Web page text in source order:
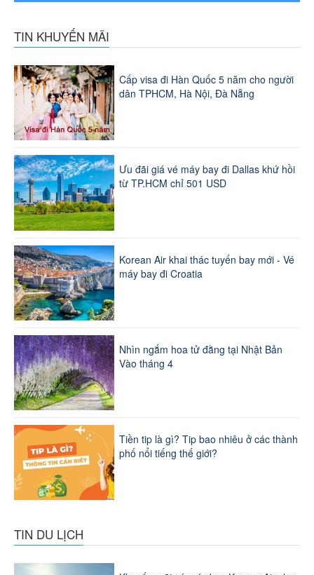
TIN KHUYẾN MÃI
Cấp visa đi Hàn Quốc 5 năm cho người
dân TPHCM, Hà Nội, Đà Nẵng
Ưu đãi giá vé máy bay đi Dallas khứ hồi
từ TP.HCM chỉ 501 USD
Korean Air khai thác tuyến bay mới - Vé
máy bay đi Croatia
Nhìn ngắm hoa tử đằng tại Nhật Bản
Vào tháng 4
Tiền tip là gì? Tip bao nhiêu ở các thành
phố nổi tiếng thế giới?
TIN DU LỊCH